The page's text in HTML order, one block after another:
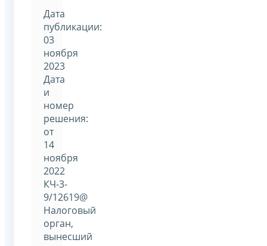
Дата
публикации:
03
ноября
2023
Дата
и
номер
решения:
от
14
ноября
2022
КЧ-3-
9/12619@
Налоговый
орган,
вынесший